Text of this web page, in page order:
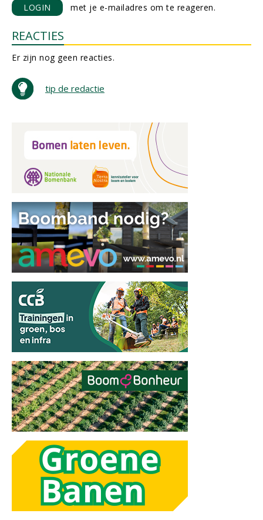
LOGIN met je e-mailadres om te reageren.
REACTIES
Er zijn nog geen reacties.
tip de redactie